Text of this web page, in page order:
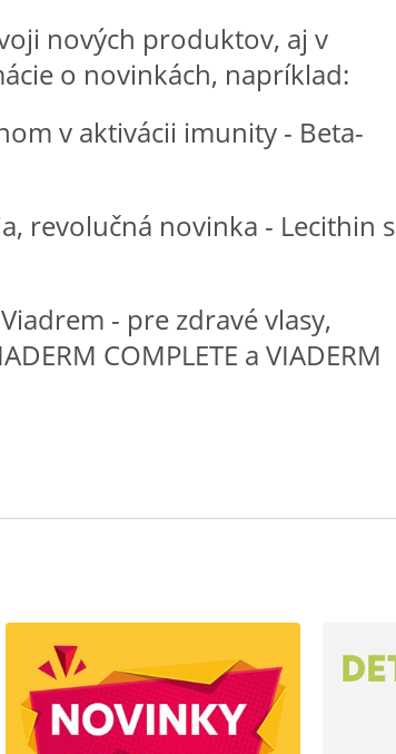
nových produktov, aj v
o novinkách, napríklad:
v aktivácii imunity - Beta-
revolučná novinka - Lecithin s
- pre zdravé vlasy,
COMPLETE a VIADERM